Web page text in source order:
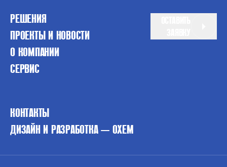
РЕШЕНИЯ
ПРОЕКТЫ И НОВОСТИ
О КОМПАНИИ
СЕРВИС
КОНТАКТЫ
ДИЗАЙН И РАЗРАБОТКА — OXEM